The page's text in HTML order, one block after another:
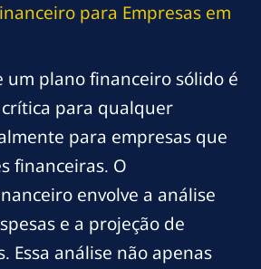
para Empresas em
um plano financeiro sólido é
para qualquer
para empresas que
financeiras. O
envolve a análise
e a projeção de
Essa análise não apenas